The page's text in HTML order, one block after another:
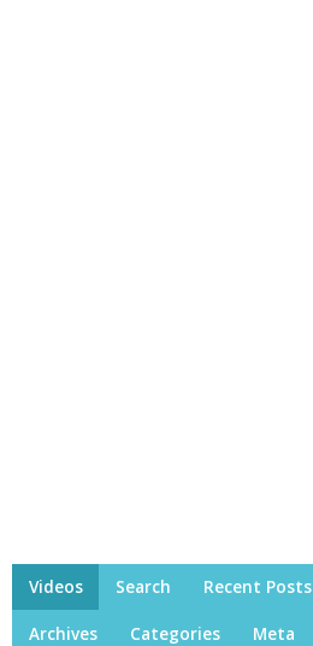
Videos Search Recent Posts
Archives Categories Meta